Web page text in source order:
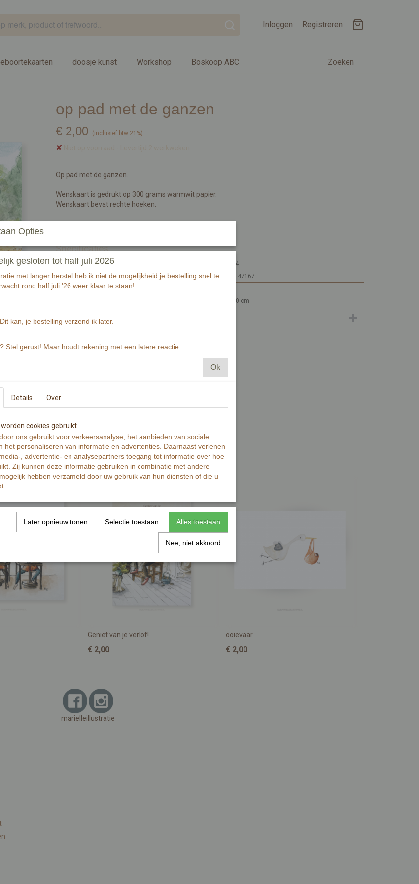
Inloggen Registreren
Zoeken
doosje kunst Workshop Boskoop ABC
op pad met de ganzen
€ 2,00 (inclusief btw 21%)
✘
Op pad met de ganzen.
Wenskaart is gedrukt op 300 grams warmwit papier.
Wenskaart bevat rechte hoeken.
De Illustratie is gemaakt met aquarelverf en zwarte inkt.
Specificaties
Productcode
MI428-204
EAN code
7448108147167
Productcode leverancier
15 x 10 x 0 cm
Reacties
Geniet van je verlof!
€ 2,00
ooievaar
€ 2,00
marielleillustratie
Opties
gesloten tot half juli 2026
met langer herstel heb ik niet de mogelijkheid je bestelling snel te
rond half juli '26 weer klaar te staan!
kan, je bestelling verzend ik later.
Stel gerust! Maar houdt rekening met een latere reactie.
Ok
Details Over
cookies gebruikt
ons gebruikt voor verkeersanalyse, het aanbieden van sociale
het personaliseren van informatie en advertenties. Daarnaast verlenen
, advertentie- en analysepartners toegang tot informatie over hoe
Zij kunnen deze informatie gebruiken in combinatie met andere
hebben verzameld door uw gebruik van hun diensten of die u
Later opnieuw tonen Selectie toestaan Alles toestaan
Nee, niet akkoord